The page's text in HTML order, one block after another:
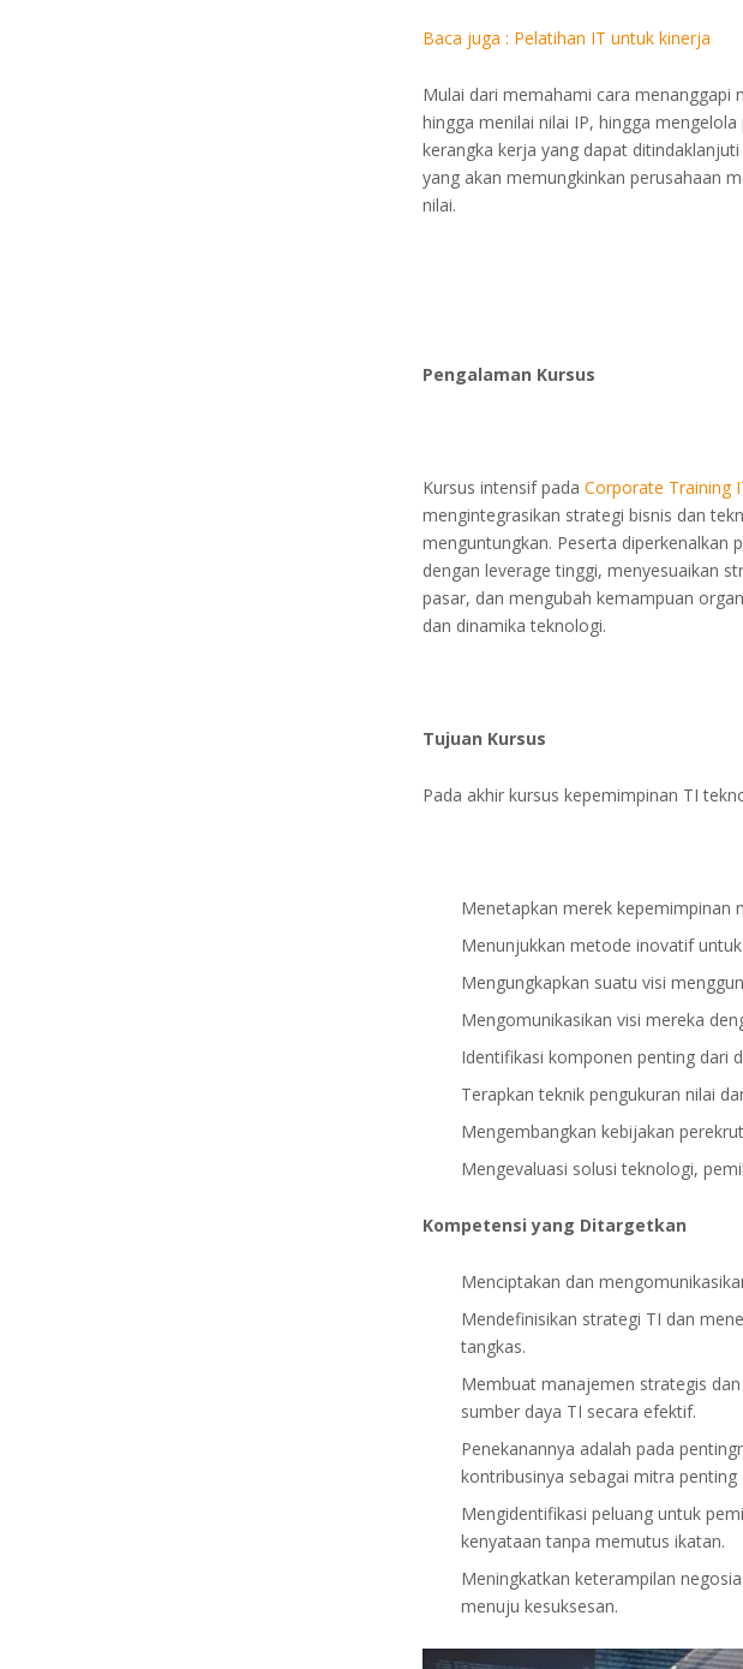
Baca juga : Pelatihan IT untuk kinerja
Mulai dari memahami cara menanggapi
hingga menilai nilai IP, hingga
kerangka kerja yang dapat
yang akan memungkinkan perusahaan
nilai.
Pengalaman Kursus
Kursus intensif pada Corporate Training
mengintegrasikan strategi bisnis dan
menguntungkan. Peserta diperkenalkan
dengan leverage tinggi, menyesuaikan
pasar, dan mengubah kemampuan
dan dinamika teknologi.
Tujuan Kursus
Pada akhir kursus kepemimpinan TI
Menetapkan merek kepemimpinan
Menunjukkan metode inovatif
Mengungkapkan suatu visi
Mengomunikasikan visi mereka
Identifikasi komponen penting dari
Terapkan teknik pengukuran nilai
Mengembangkan kebijakan
Mengevaluasi solusi teknologi,
Kompetensi yang Ditargetkan
Menciptakan dan
Mendefinisikan strategi TI dan
tangkas.
Membuat manajemen strategis
sumber daya TI secara efektif.
Penekanannya adalah pada
kontribusinya sebagai mitra
Mengidentifikasi peluang untuk
kenyataan tanpa memutus ikatan.
Meningkatkan keterampilan
menuju kesuksesan.